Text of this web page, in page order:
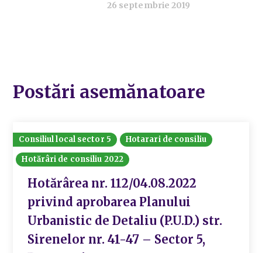
26 septembrie 2019
Postări asemănatoare
Consiliul local sector 5
Hotarari de consiliu
Hotărâri de consiliu 2022
Hotărârea nr. 112/04.08.2022
privind aprobarea Planului
Urbanistic de Detaliu (P.U.D.) str.
Sirenelor nr. 41-47 – Sector 5,